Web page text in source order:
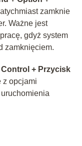
zamknie
Ważne jest
gdyż system
zamknięciem.
Control + Przycisk
z opcjami